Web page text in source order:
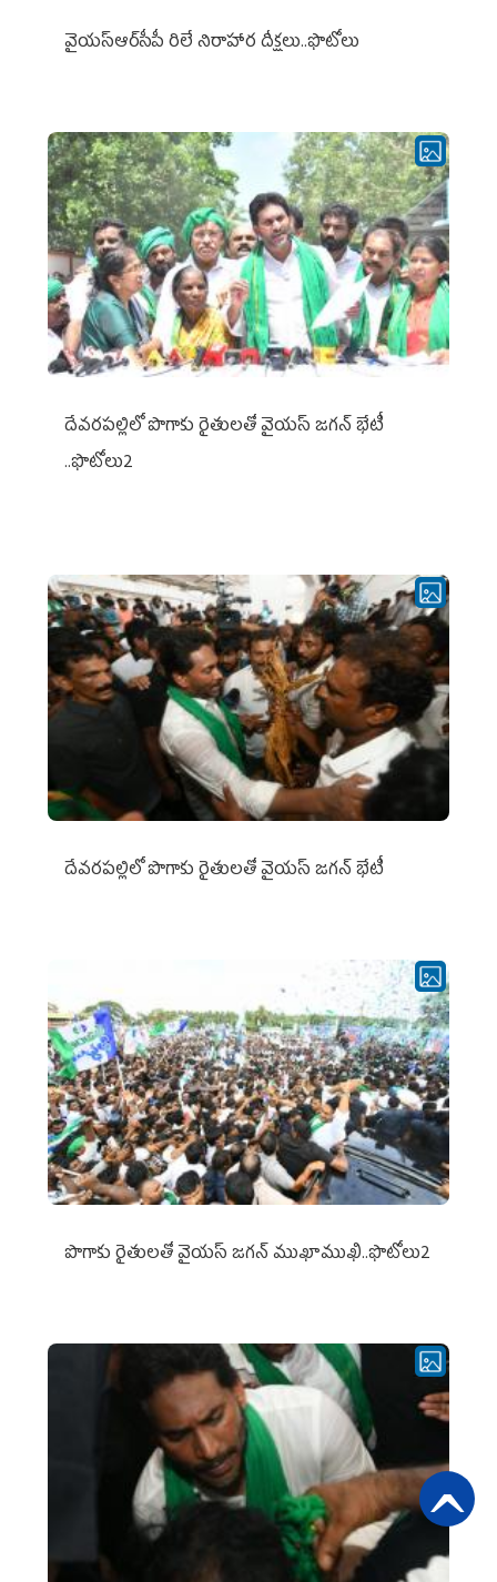
వైయ‌స్ఆర్‌సీపీ రిలే నిరాహార దీక్షలు..ఫొటోలు
దేవరపల్లిలో పొగాకు రైతులతో వైయస్ జగన్ భేటీ
..ఫొటోలు2
దేవరపల్లిలో పొగాకు రైతులతో వైయస్ జగన్ భేటీ
పొగాకు రైతుల‌తో వైయ‌స్ జ‌గ‌న్ ముఖాముఖి..ఫొటోలు2